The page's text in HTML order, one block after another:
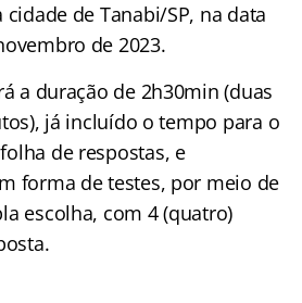
de Tanabi/SP, na data
de 2023.
a duração de 2h30min (duas
já incluído o tempo para o
de respostas, e
forma de testes, por meio de
escolha, com 4 (quatro)